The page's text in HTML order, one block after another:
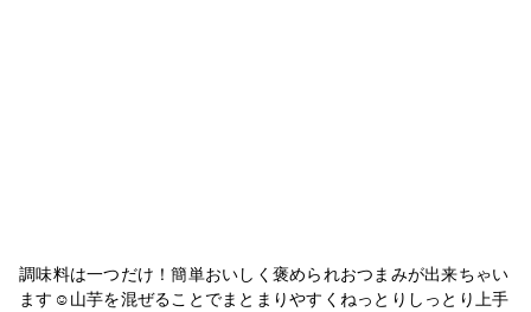
調味料は一つだけ！簡単おいしく褒められおつまみが出来ちゃい
ます☺︎山芋を混ぜることでまとまりやすくねっとりしっとり上手